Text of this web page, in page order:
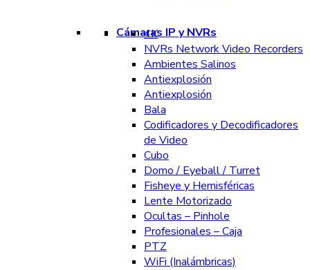
Cámaras IP y NVRs
4K
NVRs Network Video Recorders
Ambientes Salinos
Antiexplosión
Antiexplosión
Bala
Codificadores y Decodificadores
de Video
Cubo
Domo / Eyeball / Turret
Fisheye y Hemisféricas
Lente Motorizado
Ocultas – Pinhole
Profesionales – Caja
PTZ
WiFi (Inalámbricas)